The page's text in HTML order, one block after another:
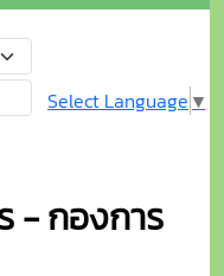
Select Language ▼
- กองการ